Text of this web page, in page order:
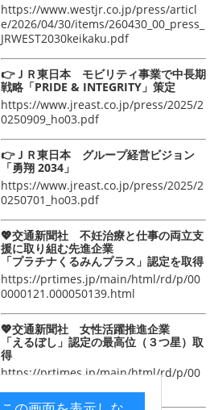
https://www.westjr.co.jp/press/articl
e/2026/04/30/items/260430_00_press_
JRWEST2030keikaku.pdf
👉ＪＲ東日本 モビリティ事業で中長期
戦略「PRIDE & INTEGRITY」策定
https://www.jreast.co.jp/press/2025/2
0250909_ho03.pdf
👉ＪＲ東日本 グループ経営ビジョン
「勇翔 2034」
https://www.jreast.co.jp/press/2025/2
0250701_ho03.pdf
💖交通新聞社 不妊治療と仕事の両立支
援に取り組む先進企業
「プラチナくるみんプラス」認定を取得
https://prtimes.jp/main/html/rd/p/00
0000121.000050139.html
💖交通新聞社 女性活躍推進企業
「えるぼし」認定の最高位（３つ星）取
得
https://prtimes.jp/main/html/rd/p/00